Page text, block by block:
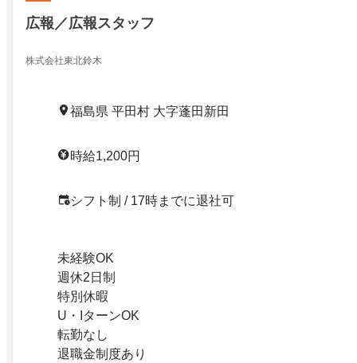
広報／広報スタッフ
株式会社東北鈴木
福島県 平田村 大字蓬田新田
時給1,200円
シフト制 / 17時までに退社可
未経験OK
週休2日制
特別休暇
U・IターンOK
転勤なし
退職金制度あり